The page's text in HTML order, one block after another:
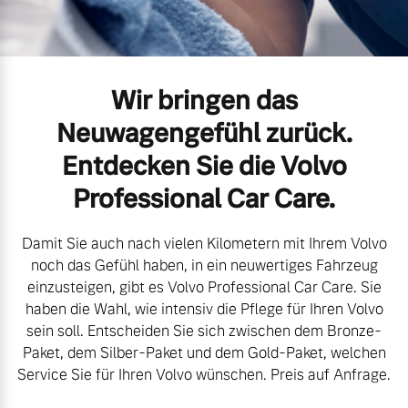
Mild-Hybrid
Geschäftskunden
Editionsmodelle
Konnektivität
Volvo Gebrauchtwagenbörse
Volvo kauft Ihr Auto
Aktuelle Zubehörangebote
Zubehörkatalog
Service by Volvo
Sie erhalten bei uns eine
Kontakt und Anfahrt
Wir bringen das
Neuwagengefühl zurück.
Entdecken Sie die Volvo
Professional Car Care.
Damit Sie auch nach vielen Kilometern mit Ihrem Volvo
noch das Gefühl haben, in ein neuwertiges Fahrzeug
einzusteigen, gibt es Volvo Professional Car Care. Sie
haben die Wahl, wie intensiv die Pflege für Ihren Volvo
sein soll. Entscheiden Sie sich zwischen dem Bronze-
Paket, dem Silber-Paket und dem Gold-Paket, welchen
Service Sie für Ihren Volvo wünschen. Preis auf Anfrage.